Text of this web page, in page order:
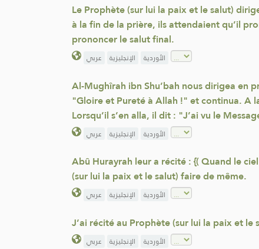
Le Prophète (sur lui la paix et le salut)
à la fin de la prière, ils attendaient qu’il
prononcer le salut final.
عربي الإنجليزية الأوردية
Al-Mughîrah ibn Shu’bah nous dirigea en
"Gloire et Pureté à Allah !" et continua. A
Lorsqu’il s’en alla, il dit : "J’ai vu le
عربي الإنجليزية الأوردية
Abû Hurayrah leur a récité : {( Quand le
(sur lui la paix et le salut) faire de même.
عربي الإنجليزية الأوردية
J’ai récité au Prophète (sur lui la paix et le
عربي الإنجليزية الأوردية